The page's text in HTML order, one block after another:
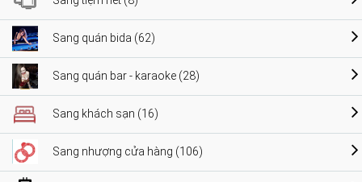
Sang quán bida (62)
Sang quán bar - karaoke (28)
Sang khách sạn (16)
Sang nhượng cửa hàng (106)